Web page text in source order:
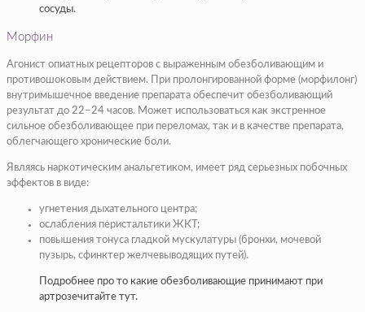
сосуды.
Морфин
Агонист опиатных рецепторов с выраженным обезболивающим и
противошоковым действием. При пролонгированной форме (морфилонг)
внутримышечное введение препарата обеспечит обезболивающий
результат до 22–24 часов. Может использоваться как экстренное
сильное обезболивающее при переломах, так и в качестве препарата,
облегчающего хронические боли.
Являясь наркотическим анальгетиком, имеет ряд серьезных побочных
эффектов в виде:
угнетения дыхательного центра;
ослабления перистальтики ЖКТ;
повышения тонуса гладкой мускулатуры (бронхи, мочевой
пузырь, сфинктер желчевыводящих путей).
Подробнее про то какие обезболивающие принимают при
артрозечитайте тут.